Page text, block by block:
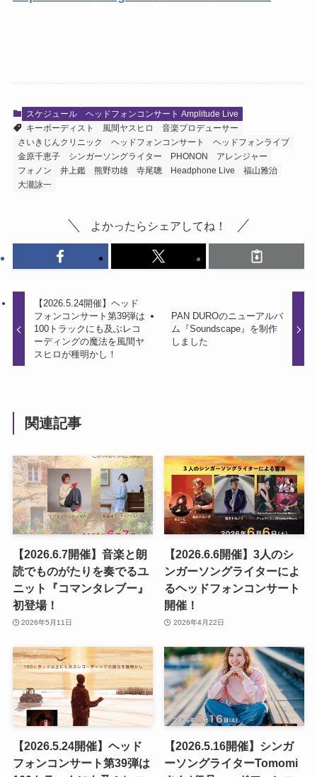
スケジュール
ヘッドフォンコンサート Amplitude Live
キーボーディスト
風間ヤスヒロ
音楽プロデューサー
さいきじんクリニック
ヘッドフォンコンサート
ヘッドフォンライブ
金原千恵子
シンガーソングライター PHONON
アレンジャー
フォノン
井上鑑 熊野功雄 寺尾聰 Headphone Live
福山雅治
大瀧詠一
よかったらシェアしてね！
【2026.5.24開催】ヘッド
フォンコンサート第39弾は
100トラックにも及ぶレコ
ーディングの魔法を風間ヤ
スヒロが種明かし！
PAN DUROのニューアルバ
ム『Soundscape』を制作
しました
関連記事
【2026.6.7開催】音楽と朗
読でものがたりを奏でるユ
ニット『コマンタレブー』
初登場！
2026年5月11日
【2026.6.6開催】3人のシ
ンガーソングライターによ
るヘッドフォンコンサート
開催！
2026年4月22日
【2026.5.24開催】ヘッド
フォンコンサート第39弾は
【2026.5.16開催】シンガ
ーソングライターTomomi